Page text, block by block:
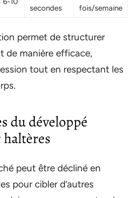
secondes
fois/semaine
permet de structurer
de manière efficace,
tout en respectant les
du développé
haltères
peut être décliné en
pour cibler d’autres